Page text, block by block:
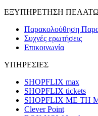
ΕΞΥΠΗΡΕΤΗΣΗ
Παρακολούθηση
Συχνές ερωτήσεις
Επικοινωνία
ΥΠΗΡΕΣΙΕΣ
SHOPFLIX max
SHOPFLIX tickets
SHOPFLIX ΜΕ ΤΗ
Clever Point